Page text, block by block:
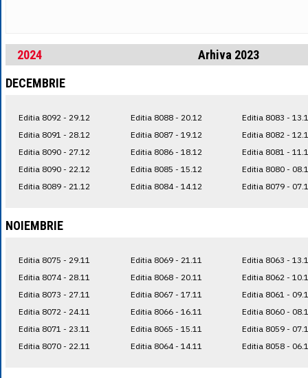
2024
Arhiva 2023
DECEMBRIE
Editia 8092 - 29.12
Editia 8091 - 28.12
Editia 8090 - 27.12
Editia 8090 - 22.12
Editia 8089 - 21.12
Editia 8088 - 20.12
Editia 8087 - 19.12
Editia 8086 - 18.12
Editia 8085 - 15.12
Editia 8084 - 14.12
Editia 8083 -
Editia 8082 -
Editia 8081 -
Editia 8080 -
Editia 8079 -
NOIEMBRIE
Editia 8075 - 29.11
Editia 8074 - 28.11
Editia 8073 - 27.11
Editia 8072 - 24.11
Editia 8071 - 23.11
Editia 8070 - 22.11
Editia 8069 - 21.11
Editia 8068 - 20.11
Editia 8067 - 17.11
Editia 8066 - 16.11
Editia 8065 - 15.11
Editia 8064 - 14.11
Editia 8063 -
Editia 8062 -
Editia 8061 -
Editia 8060 -
Editia 8059 -
Editia 8058 -